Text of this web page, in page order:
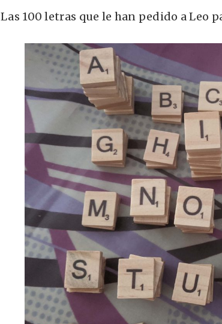
Las 100 letras que le han pedido a Leo